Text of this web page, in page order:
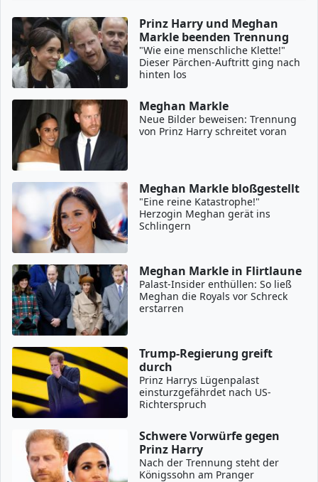
Prinz Harry und Meghan
Markle beenden Trennung
"Wie eine menschliche Klette!"
Dieser Pärchen-Auftritt ging nach
hinten los
Meghan Markle
Neue Bilder beweisen: Trennung
von Prinz Harry schreitet voran
Meghan Markle bloßgestellt
"Eine reine Katastrophe!"
Herzogin Meghan gerät ins
Schlingern
Meghan Markle in Flirtlaune
Palast-Insider enthüllen: So ließ
Meghan die Royals vor Schreck
erstarren
Trump-Regierung greift
durch
Prinz Harrys Lügenpalast
einsturzgefährdet nach US-
Richterspruch
Schwere Vorwürfe gegen
Prinz Harry
Nach der Trennung steht der
Königssohn am Pranger